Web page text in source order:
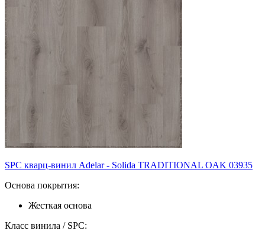
SPC кварц-винил Adelar - Solida TRADITIONAL OAK 03935
Основа покрытия:
Жесткая основа
Класс винила / SPC: